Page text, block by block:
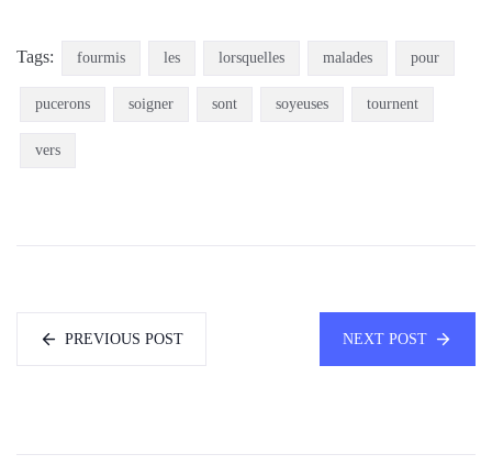
Tags: fourmis les lorsquelles malades pour
pucerons soigner sont soyeuses tournent
vers
PREVIOUS POST NEXT POST